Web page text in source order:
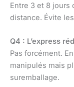
Entre 3 et 8 jours
distance. Évite
Q4 : L’express
Pas forcément.
manipulés mais
suremballage.